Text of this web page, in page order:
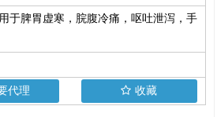
于脾胃虚寒，脘腹冷痛，呕吐泄泻，手
代理 收藏